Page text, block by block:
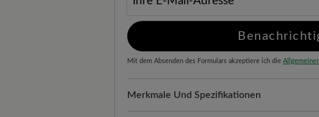
Mit dem Absenden des Formulars akzeptiere ich die
Merkmale Und Spezifikationen